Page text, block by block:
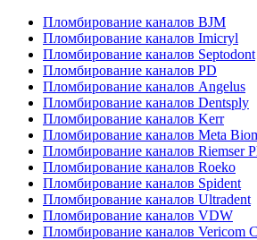
Пломбирование каналов BJM
Пломбирование каналов Imicryl
Пломбирование каналов Septodont
Пломбирование каналов PD
Пломбирование каналов Angelus
Пломбирование каналов Dentsply
Пломбирование каналов Kerr
Пломбирование каналов Meta
Пломбирование каналов Riemser
Пломбирование каналов Roeko
Пломбирование каналов Spident
Пломбирование каналов Ultradent
Пломбирование каналов VDW
Пломбирование каналов Vericom